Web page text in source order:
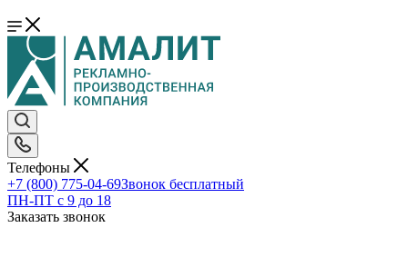
Телефоны
+7 (800) 775-04-69Звонок бесплатный
ПН-ПТ c 9 до 18
Заказать звонок